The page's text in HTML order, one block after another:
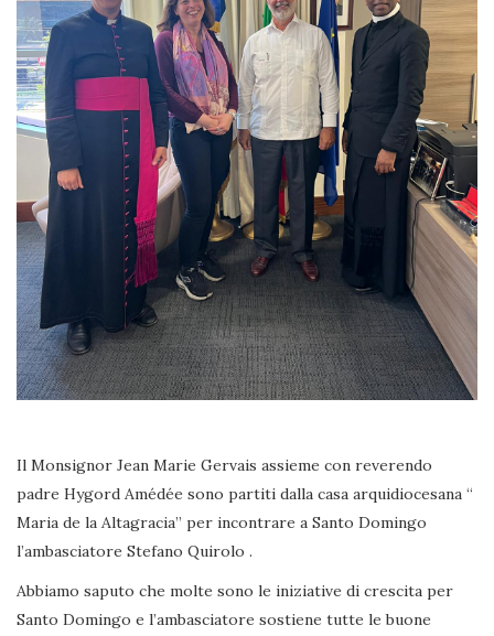
Il Monsignor Jean Marie Gervais assieme con reverendo
padre Hygord Amédée sono partiti dalla casa arquidiocesana “
Maria de la Altagracia” per incontrare a Santo Domingo
l’ambasciatore Stefano Quirolo .
Abbiamo saputo che molte sono le iniziative di crescita per
Santo Domingo e l’ambasciatore sostiene tutte le buone